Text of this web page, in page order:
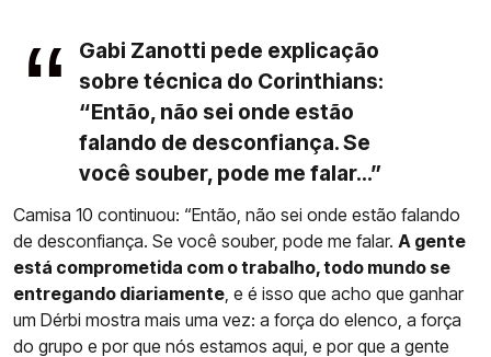
Gabi Zanotti pede explicação
sobre técnica do Corinthians:
“Então, não sei onde estão
falando de desconfiança. Se
você souber, pode me falar...”
Camisa 10 continuou: “Então, não sei onde estão falando
de desconfiança. Se você souber, pode me falar. A gente
está comprometida com o trabalho, todo mundo se
entregando diariamente, e é isso que acho que ganhar
um Dérbi mostra mais uma vez: a força do elenco, a força
do grupo e por que nós estamos aqui, e por que a gente